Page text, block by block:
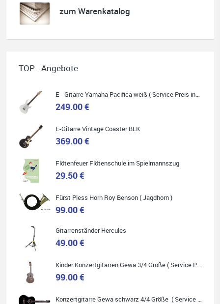
Das Musikhaus Stöppel ist super!
Ich habe eine Westerngitarre gekauft.
ich empfehle es jedem der sich ein Musikinstrument zulegen
möchte.
Carsten Spiegel
Ich war auf der Suche nach einem neuen Keyboard und bin
telefonisch. Nachdem die Entscheidung zum Kauf gefallen war,
wurde alles zusammengestellt, so dass ich alles nur noch
abholen musste. Top!
Quelle: Google-Rezension
zum Warenkatalog
TOP - Angebote
E - Gitarre Yamaha Pacifica weiß ( Service Preis inkl. Werkstatt Service )
249.00 €
E-Gitarre Vintage Coaster BLK
369.00 €
Flötenfeuer Flötenschule im Spielmannszug
29.50 €
Fürst Pless Horn Roy Benson ( Jagdhorn )
99.00 €
Gitarrenständer Hercules
49.00 €
Kinder Konzertgitarren Gewa 3/4 Größe ( Service Preis inkl. Werkstatt Service )
99.00 €
Konzertgitarre Gewa schwarz 4/4 Größe ( Service Preis inkl. Werkstatt Service )